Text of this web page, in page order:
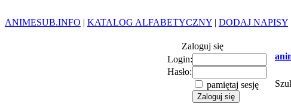
ANIMESUB.INFO | KATALOG ALFABETYCZNY | DODAJ NAPISY
Zaloguj się
Login:
Hasło:
pamiętaj sesję